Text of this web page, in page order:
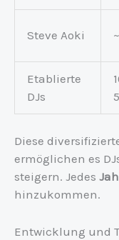
Steve Aoki
Etablierte
DJs
Diese
ermöglichen es
steigern. Jedes
hinzukommen.
Entwicklung und